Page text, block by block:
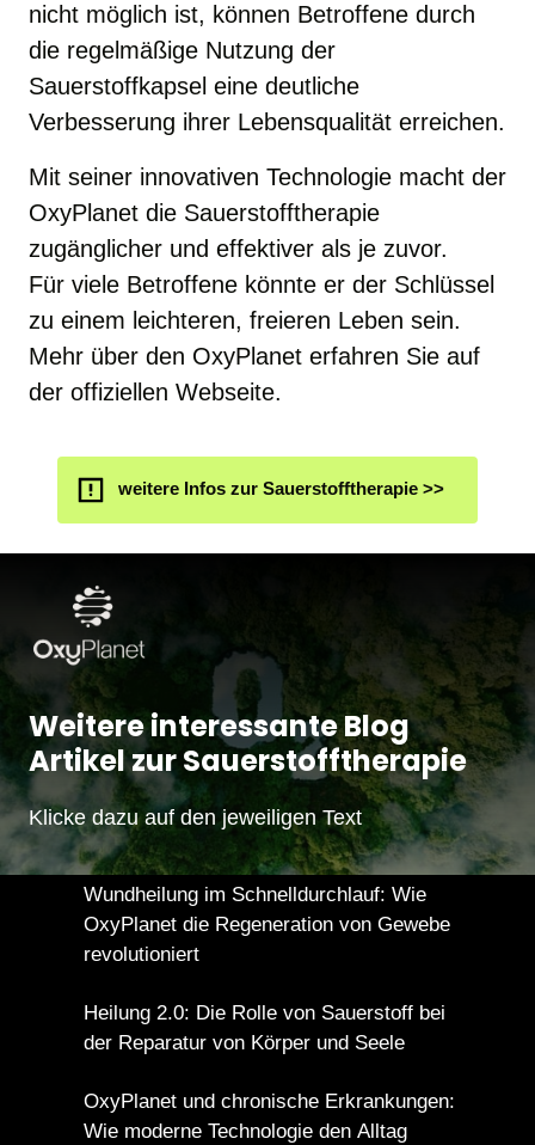
nicht möglich ist, können Betroffene durch
die regelmäßige Nutzung der
Sauerstoffkapsel eine deutliche
Verbesserung ihrer Lebensqualität erreichen.
Mit seiner innovativen Technologie macht der
OxyPlanet die Sauerstofftherapie
zugänglicher und effektiver als je zuvor.
Für viele Betroffene könnte er der Schlüssel
zu einem leichteren, freieren Leben sein.
Mehr über den OxyPlanet erfahren Sie auf
der offiziellen Webseite.
weitere Infos zur Sauerstofftherapie >>
Weitere interessante Blog
Artikel zur Sauerstofftherapie
Klicke dazu auf den jeweiligen Text
Wundheilung im Schnelldurchlauf: Wie
OxyPlanet die Regeneration von Gewebe
revolutioniert
Heilung 2.0: Die Rolle von Sauerstoff bei
der Reparatur von Körper und Seele
OxyPlanet und chronische Erkrankungen:
Wie moderne Technologie den Alltag